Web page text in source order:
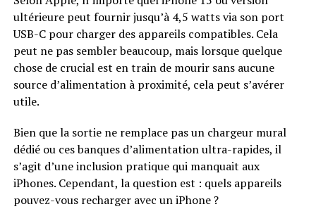
ultérieure peut fournir jusqu’à 4,5 watts via son port
USB-C pour charger des appareils compatibles. Cela
peut ne pas sembler beaucoup, mais lorsque quelque
chose de crucial est en train de mourir sans aucune
source d’alimentation à proximité, cela peut s’avérer
utile.
Bien que la sortie ne remplace pas un chargeur mural
dédié ou ces banques d’alimentation ultra-rapides, il
s’agit d’une inclusion pratique qui manquait aux
iPhones. Cependant, la question est : quels appareils
pouvez-vous recharger avec un iPhone ?